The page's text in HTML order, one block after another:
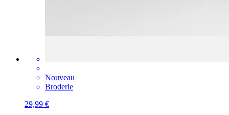
Nouveau
Broderie
29,99 €